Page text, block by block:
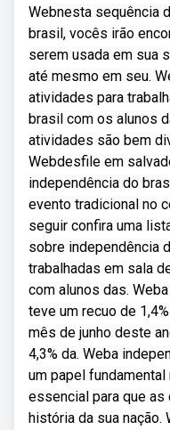
Webnesta sequência
brasil, vocês irão
serem usada em sua
até mesmo em seu.
atividades para
brasil com os alunos
atividades são bem
Webdesfile em
independência do
evento tradicional no
seguir confira uma
sobre independência
trabalhadas em sala
com alunos das.
teve um recuo de
mês de junho deste
4,3% da. Weba
um papel
essencial para que as
história da sua nação.